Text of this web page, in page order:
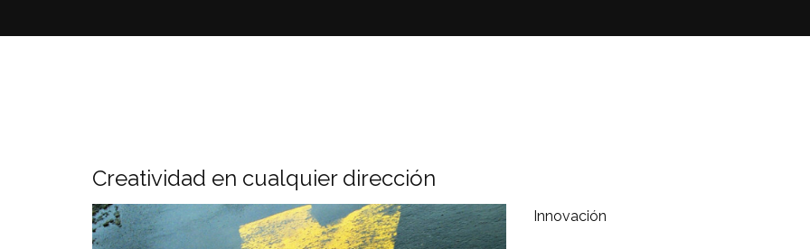
Creatividad en cualquier dirección
Innovación